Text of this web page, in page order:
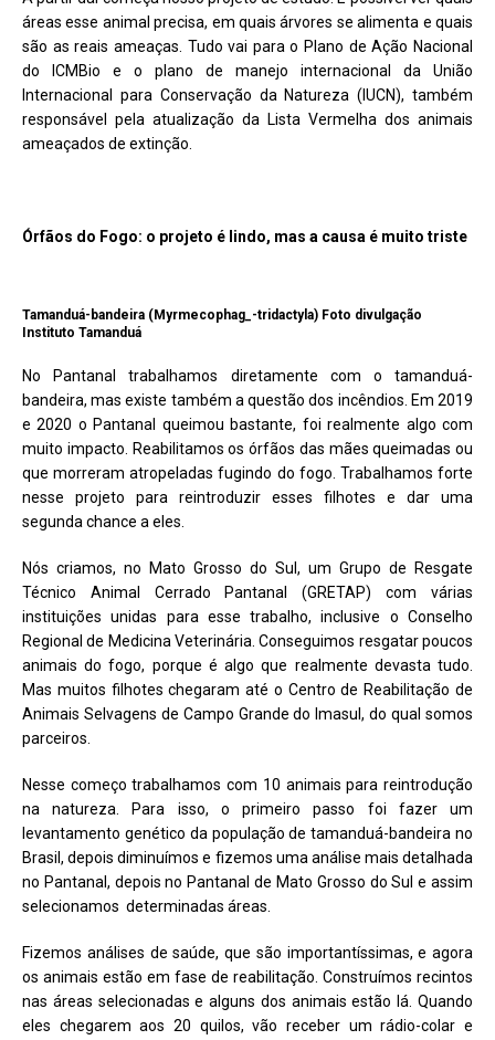
áreas esse animal precisa, em quais árvores se alimenta e quais
são as reais ameaças. Tudo vai para o Plano de Ação Nacional
do ICMBio e o plano de manejo internacional da União
Internacional para Conservação da Natureza (IUCN), também
responsável pela atualização da Lista Vermelha dos animais
ameaçados de extinção.
Órfãos do Fogo: o projeto é lindo, mas a causa é muito triste
Tamanduá-bandeira (Myrmecophag_-tridactyla) Foto divulgação
Instituto Tamanduá
No Pantanal trabalhamos diretamente com o tamanduá-
bandeira, mas existe também a questão dos incêndios. Em 2019
e 2020 o Pantanal queimou bastante, foi realmente algo com
muito impacto. Reabilitamos os órfãos das mães queimadas ou
que morreram atropeladas fugindo do fogo. Trabalhamos forte
nesse projeto para reintroduzir esses filhotes e dar uma
segunda chance a eles.
Nós criamos, no Mato Grosso do Sul, um Grupo de Resgate
Técnico Animal Cerrado Pantanal (GRETAP) com várias
instituições unidas para esse trabalho, inclusive o Conselho
Regional de Medicina Veterinária. Conseguimos resgatar poucos
animais do fogo, porque é algo que realmente devasta tudo.
Mas muitos filhotes chegaram até o Centro de Reabilitação de
Animais Selvagens de Campo Grande do Imasul, do qual somos
parceiros.
Nesse começo trabalhamos com 10 animais para reintrodução
na natureza. Para isso, o primeiro passo foi fazer um
levantamento genético da população de tamanduá-bandeira no
Brasil, depois diminuímos e fizemos uma análise mais detalhada
no Pantanal, depois no Pantanal de Mato Grosso do Sul e assim
selecionamos determinadas áreas.
Fizemos análises de saúde, que são importantíssimas, e agora
os animais estão em fase de reabilitação. Construímos recintos
nas áreas selecionadas e alguns dos animais estão lá. Quando
eles chegarem aos 20 quilos, vão receber um rádio-colar e